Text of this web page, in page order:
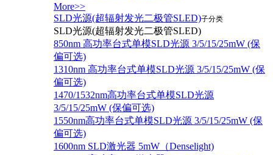
More>>
SLD光源(超辐射发光二极管SLED)子分类
SLD光源(超辐射发光二极管SLED)
850nm 高功率台式单模SLD光源 3/5/15/25mW (保
偏可选)
1310nm 高功率台式单模SLD光源 3/5/15/25mW (保
偏可选)
1470/1532nm高功率台式单模SLD光源
3/5/15/25mW (保偏可选)
1550nm高功率台式单模SLD光源 3/5/15/25mW (保
偏可选)
1600nm SLD激光器 5mW（Denselight)